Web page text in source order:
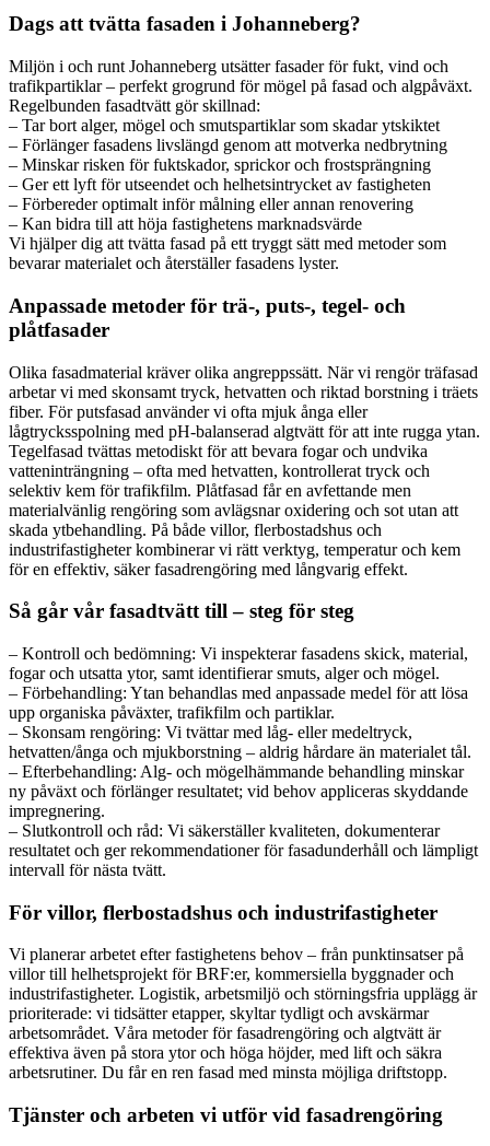
Dags att tvätta fasaden i Johanneberg?
Miljön i och runt Johanneberg utsätter fasader för fukt, vind och
trafikpartiklar – perfekt grogrund för mögel på fasad och algpåväxt.
Regelbunden fasadtvätt gör skillnad:
– Tar bort alger, mögel och smutspartiklar som skadar ytskiktet
– Förlänger fasadens livslängd genom att motverka nedbrytning
– Minskar risken för fuktskador, sprickor och frostsprängning
– Ger ett lyft för utseendet och helhetsintrycket av fastigheten
– Förbereder optimalt inför målning eller annan renovering
– Kan bidra till att höja fastighetens marknadsvärde
Vi hjälper dig att tvätta fasad på ett tryggt sätt med metoder som
bevarar materialet och återställer fasadens lyster.
Anpassade metoder för trä-, puts-, tegel- och
plåtfasader
Olika fasadmaterial kräver olika angreppssätt. När vi rengör träfasad
arbetar vi med skonsamt tryck, hetvatten och riktad borstning i träets
fiber. För putsfasad använder vi ofta mjuk ånga eller
lågtrycksspolning med pH-balanserad algtvätt för att inte rugga ytan.
Tegelfasad tvättas metodiskt för att bevara fogar och undvika
vatteninträngning – ofta med hetvatten, kontrollerat tryck och
selektiv kem för trafikfilm. Plåtfasad får en avfettande men
materialvänlig rengöring som avlägsnar oxidering och sot utan att
skada ytbehandling. På både villor, flerbostadshus och
industrifastigheter kombinerar vi rätt verktyg, temperatur och kem
för en effektiv, säker fasadrengöring med långvarig effekt.
Så går vår fasadtvätt till – steg för steg
– Kontroll och bedömning: Vi inspekterar fasadens skick, material,
fogar och utsatta ytor, samt identifierar smuts, alger och mögel.
– Förbehandling: Ytan behandlas med anpassade medel för att lösa
upp organiska påväxter, trafikfilm och partiklar.
– Skonsam rengöring: Vi tvättar med låg- eller medeltryck,
hetvatten/ånga och mjukborstning – aldrig hårdare än materialet tål.
– Efterbehandling: Alg- och mögelhämmande behandling minskar
ny påväxt och förlänger resultatet; vid behov appliceras skyddande
impregnering.
– Slutkontroll och råd: Vi säkerställer kvaliteten, dokumenterar
resultatet och ger rekommendationer för fasadunderhåll och lämpligt
intervall för nästa tvätt.
För villor, flerbostadshus och industrifastigheter
Vi planerar arbetet efter fastighetens behov – från punktinsatser på
villor till helhetsprojekt för BRF:er, kommersiella byggnader och
industrifastigheter. Logistik, arbetsmiljö och störningsfria upplägg är
prioriterade: vi tidsätter etapper, skyltar tydligt och avskärmar
arbetsområdet. Våra metoder för fasadrengöring och algtvätt är
effektiva även på stora ytor och höga höjder, med lift och säkra
arbetsrutiner. Du får en ren fasad med minsta möjliga driftstopp.
Tjänster och arbeten vi utför vid fasadrengöring